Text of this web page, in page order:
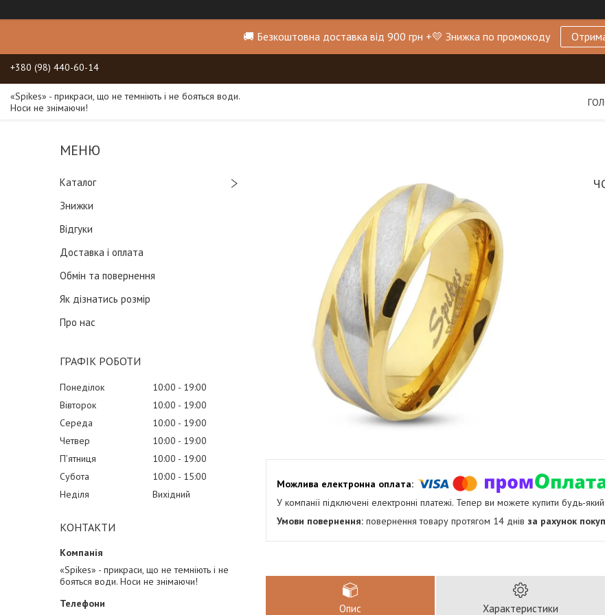
🚚 Безкоштовна доставка від 900 грн +💛 Знижка по промокоду
+380 (98) 440-60-14
«Spikes» - прикраси, що не темніють і не бояться води.
Носи не знімаючи!
Каталог
Знижки
Відгуки
Доставка і оплата
Обмін та повернення
Як дізнатись розмір
Про нас
ГРАФІК РОБОТИ
Понеділок 10:00
19:00
Вівторок
10:00
19:00
Середа
10:00
19:00
Четвер
10:00
19:00
Пʼятниця
10:00
19:00
Субота
10:00
15:00
Неділя
Вихідний
КОНТАКТИ
«Spikes» - прикраси, що не темніють і не
бояться води. Носи не знімаючи!
У компанії підключені електронні платежі. Тепер ви можете купити будь-
повернення товару протягом 14 днів за рахунок
Опис Характеристики